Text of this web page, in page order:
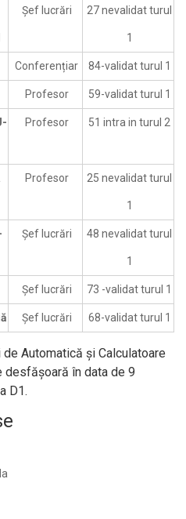
Șef lucrări 27 nevalidat turul
1
Conferențiar 84-validat turul 1
Profesor 59-validat turul 1
Profesor 51 intra in turul 2
Profesor 25 nevalidat turul
1
Șef lucrări 48 nevalidat turul
1
Șef lucrări 73 -validat turul 1
Șef lucrări 68-validat turul 1
Automatică și Calculatoare
în data de 9
D1.